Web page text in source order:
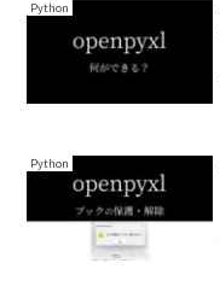
Python
Python